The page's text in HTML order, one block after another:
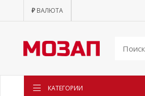
₽ ВАЛЮТА
КАТЕГОРИИ